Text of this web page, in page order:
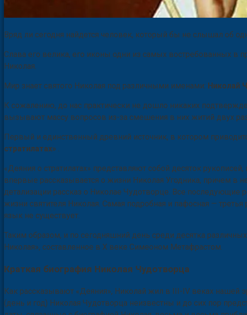
Вряд ли сегодня найдется человек, который бы не слышал об
Слава его велика, его иконы одни из самых востребованных
Николая.
Мир знает святого Николая под различными именами: Николай
К сожалению, до нас практически не дошло никаких
вызывают массу вопросов из-за смешения в них житий двух
Первый и единственный древний источник, в котором
стратилатах» .
«Деяния о стратилатах» представляют собой десяток
впервые рассказывается о жизни Николая Угодника, причем
детализации рассказ о Николае Чудотворце. Все
жизни святителя Николая. Самая подробная и пафосная —
язык не существует.
Таким образом, и по сегодняшний день среди десятка
Николая», составленное в X веке Симеоном Метафрастом.
Краткая биография Николая Чудотворца
Как рассказывают «Деяния», Николай жил в III-IV веках нашей
(день и год) Николая Чудотворца неизвестны и до сих пор